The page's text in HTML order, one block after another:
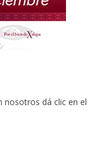
nosotros dá clic en el